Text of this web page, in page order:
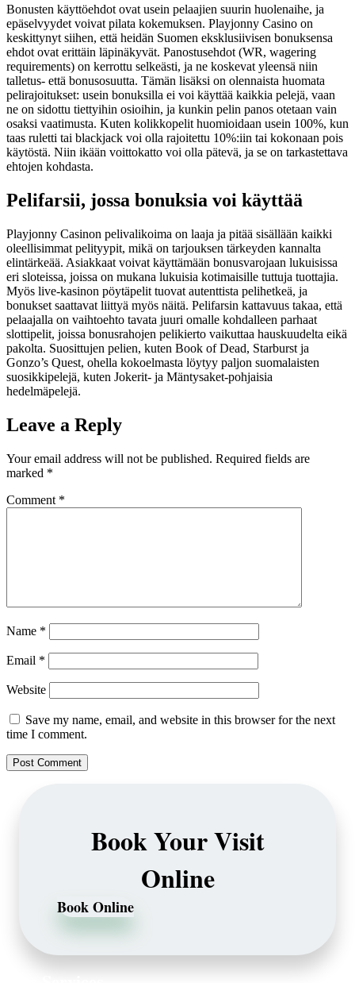
Bonusten käyttöehdot ovat usein pelaajien suurin huolenaihe, ja
epäselvyydet voivat pilata kokemuksen. Playjonny Casino on
keskittynyt siihen, että heidän Suomen eksklusiivisen bonuksensa
ehdot ovat erittäin läpinäkyvät. Panostusehdot (WR, wagering
requirements) on kerrottu selkeästi, ja ne koskevat yleensä niin
talletus- että bonusosuutta. Tämän lisäksi on olennaista huomata
pelirajoitukset: usein bonuksilla ei voi käyttää kaikkia pelejä, vaan
ne on sidottu tiettyihin osioihin, ja kunkin pelin panos otetaan vain
osaksi vaatimusta. Kuten kolikkopelit huomioidaan usein 100%, kun
taas ruletti tai blackjack voi olla rajoitettu 10%:iin tai kokonaan pois
käytöstä. Niin ikään voittokatto voi olla pätevä, ja se on tarkastettava
ehtojen kohdasta.
Pelifarsii, jossa bonuksia voi käyttää
Playjonny Casinon pelivalikoima on laaja ja pitää sisällään kaikki
oleellisimmat pelityypit, mikä on tarjouksen tärkeyden kannalta
elintärkeää. Asiakkaat voivat käyttämään bonusvarojaan lukuisissa
eri sloteissa, joissa on mukana lukuisia kotimaisille tuttuja tuottajia.
Myös live-kasinon pöytäpelit tuovat autenttista pelihetkeä, ja
bonukset saattavat liittyä myös näitä. Pelifarsin kattavuus takaa, että
pelaajalla on vaihtoehto tavata juuri omalle kohdalleen parhaat
slottipelit, joissa bonusrahojen pelikierto vaikuttaa hauskuudelta eikä
pakolta. Suosittujen pelien, kuten Book of Dead, Starburst ja
Gonzo’s Quest, ohella kokoelmasta löytyy paljon suomalaisten
suosikkipelejä, kuten Jokerit- ja Mäntysaket-pohjaisia
hedelmäpelejä.
Leave a Reply
Your email address will not be published. Required fields are
marked *
Comment *
Name *
Email *
Website
Save my name, email, and website in this browser for the next
time I comment.
Book Your Visit
Online
Book Online